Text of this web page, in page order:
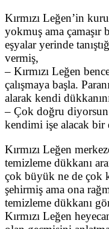
Kırmızı Leğen’in
yokmuş ama çamaşır
eşyalar yerinde
vermiş,
– Kırmızı Leğen
çalışmaya başla.
alarak kendi
– Çok doğru
kendimi işe alacak bir
Kırmızı Leğen
temizleme dükkanı
çok büyük ne de çok
şehirmiş ama ona
temizleme dükkanı
Kırmızı Leğen